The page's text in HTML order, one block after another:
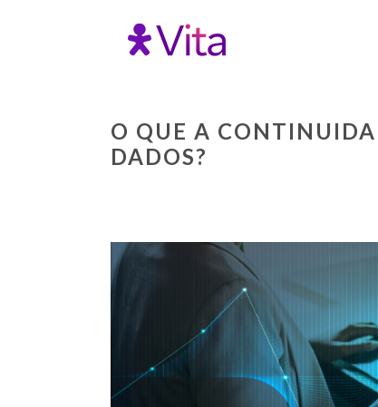
O QUE A
DADOS?